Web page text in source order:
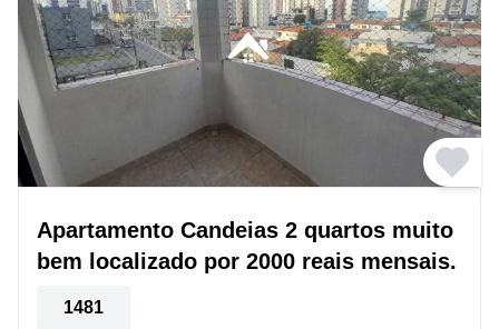
Apartamento Candeias 2 quartos muito
bem localizado por 2000 reais mensais.
1481